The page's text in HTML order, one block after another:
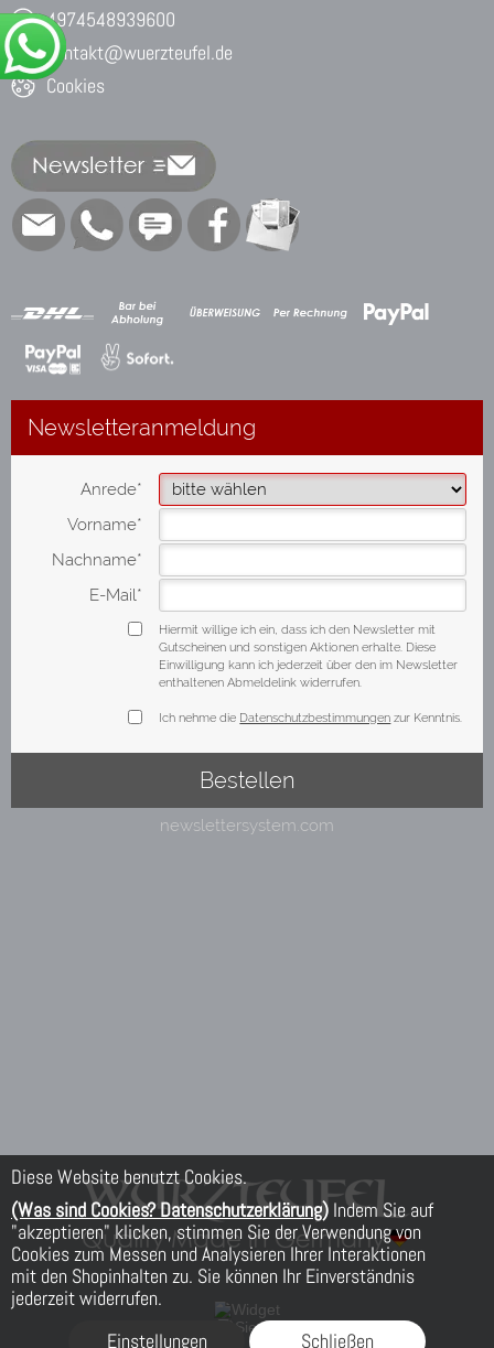
Diese Website benutzt Cookies.
(Was sind Cookies? Datenschutzerklärung) Indem Sie auf
"akzeptieren" klicken, stimmen Sie der Verwendung von
Cookies zum Messen und Analysieren Ihrer Interaktionen
mit den Shopinhalten zu. Sie können Ihr Einverständnis
jederzeit widerrufen.
Einstellungen
Schließen
4974548939600
kontakt@wuerzteufel.de
Cookies